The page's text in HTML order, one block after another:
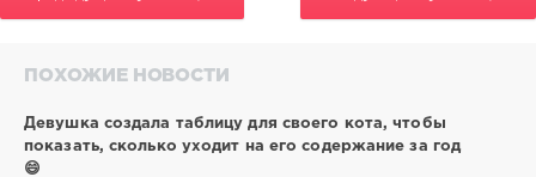
ПОХОЖИЕ НОВОСТИ
Девушка создала таблицу для своего кота, чтобы
показать, сколько уходит на его содержание за год
😄